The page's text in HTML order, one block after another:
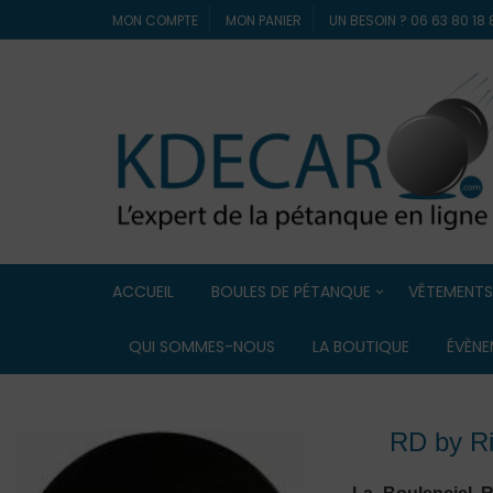
MON COMPTE MON PANIER UN BESOIN ? 06 63 80 18
ACCUEIL BOULES DE PÉTANQUE
Boules de compétition
Boules de loisir / Boules
souples
VÊTEMENTS
ELDERA
QUI SOMMES-NOUS LA BOUTIQUE
RD by